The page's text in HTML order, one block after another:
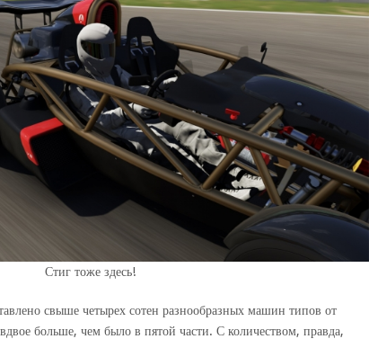
Стиг тоже здесь!
свыше четырех сотен разнообразных машин типов от
больше, чем было в пятой части. С количеством, правда,